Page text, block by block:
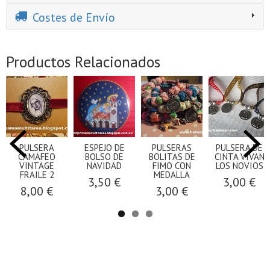
Costes de Envío
Productos Relacionados
PULSERA
CAMAFEO
VINTAGE
FRAILE 2
8,00 €
ESPEJO DE
BOLSO DE
NAVIDAD
3,50 €
PULSERAS
BOLITAS DE
FIMO CON
MEDALLA
3,00 €
PULSERA DE
CINTA VIVAN
LOS NOVIOS
3,00 €